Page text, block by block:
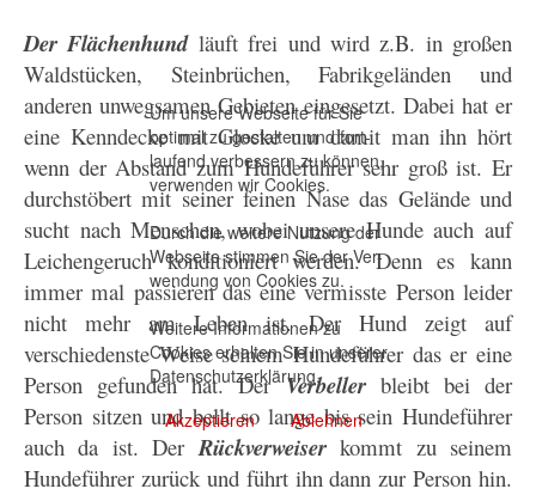
Der Flächenhundläuft frei und wird z.B. in großen
Waldstücken, Steinbrüchen, Fabrikgeländen und
anderen unwegsamen Gebieten eingesetzt. Dabei hat er
eine Kenndecke mit Glocke um damit man ihn hört
wenn der Abstand zum Hundeführer sehr groß ist. Er
durchstöbert mit seiner feinen Nase das Gelände und
sucht nach Menschen, wobei unsere Hunde auch auf
Leichengeruch konditioniert werden. Denn es kann
immer mal passieren das eine vermisste Person leider
nicht mehr am Leben ist. Der Hund zeigt auf
verschiedenste Weise seinem Hundeführer das er eine
Person gefunden hat. DerVerbellerbleibt bei der
Person sitzen und bellt so lange bis sein Hundeführer
auch da ist. Der Rückverweiserkommt zu seinem
Hundeführer zurück und führt ihn dann zur Person hin.
Um unsere Webseite für Sie
optimal zu gestalten und fort-
laufend verbessern zu können,
verwenden wir Cookies.
Durch die weitere Nutzung der
Webseite stimmen Sie der Ver-
wendung von Cookies zu.
Weitere Informationen zu
Cookies erhalten Sie in unserer
Datenschutzerklärung.
Akzeptieren
Ablehnen